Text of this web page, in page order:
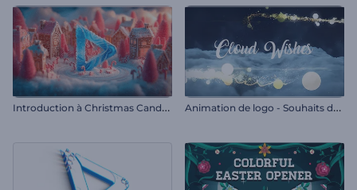
I
ntroduction à Christmas Candyland A
nimation de logo - Souhaits de nuage